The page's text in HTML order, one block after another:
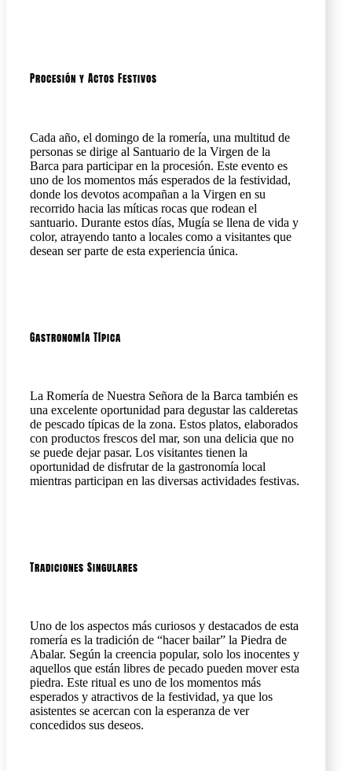
Procesión y Actos Festivos
Cada año, el domingo de la romería, una multitud de
personas se dirige al Santuario de la Virgen de la
Barca para participar en la procesión. Este evento es
uno de los momentos más esperados de la festividad,
donde los devotos acompañan a la Virgen en su
recorrido hacia las míticas rocas que rodean el
santuario. Durante estos días, Mugía se llena de vida y
color, atrayendo tanto a locales como a visitantes que
desean ser parte de esta experiencia única.
Gastronomía Típica
La Romería de Nuestra Señora de la Barca también es
una excelente oportunidad para degustar las calderetas
de pescado típicas de la zona. Estos platos, elaborados
con productos frescos del mar, son una delicia que no
se puede dejar pasar. Los visitantes tienen la
oportunidad de disfrutar de la gastronomía local
mientras participan en las diversas actividades festivas.
Tradiciones Singulares
Uno de los aspectos más curiosos y destacados de esta
romería es la tradición de “hacer bailar” la Piedra de
Abalar. Según la creencia popular, solo los inocentes y
aquellos que están libres de pecado pueden mover esta
piedra. Este ritual es uno de los momentos más
esperados y atractivos de la festividad, ya que los
asistentes se acercan con la esperanza de ver
concedidos sus deseos.